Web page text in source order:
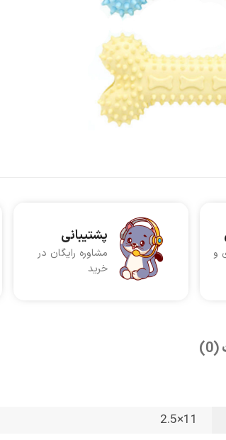
و
پشتیبانی
مشاوره رایگان در
خرید
11×2.5